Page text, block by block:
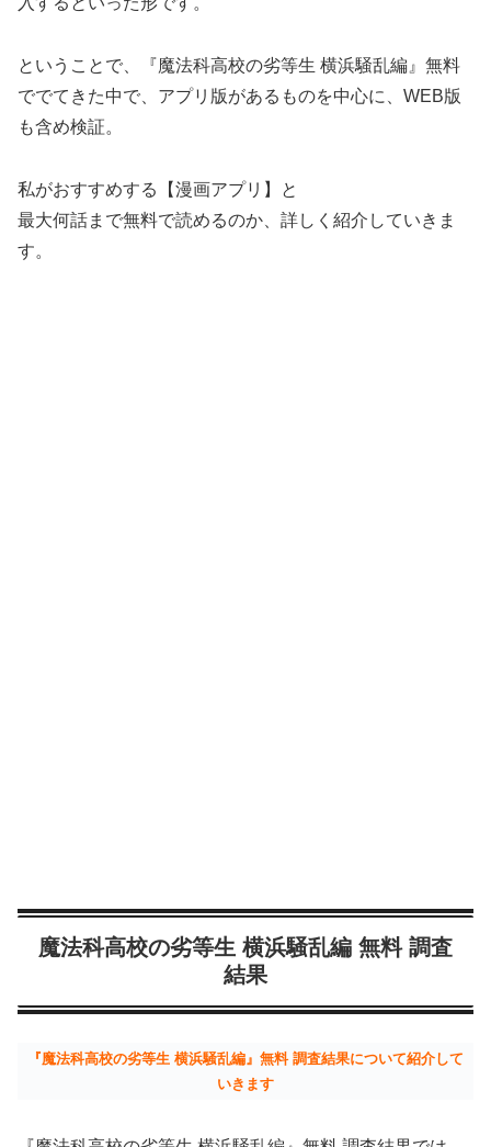
ということで、『魔法科高校の劣等生 横浜騒乱編』無料
ででてきた中で、アプリ版があるものを中心に、WEB版
も含め検証。
私がおすすめする【漫画アプリ】と
最大何話まで無料で読めるのか、詳しく紹介していきま
す。
魔法科高校の劣等生 横浜騒乱編 無料 調査
結果
『魔法科高校の劣等生 横浜騒乱編』無料 調査結果について紹介して
いきます